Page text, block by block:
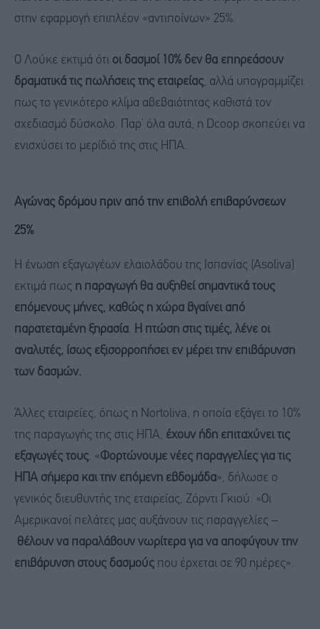
στην εφαρμογή επιπλέον «αντιποίνων» 25%.
Ο Λούκε εκτιμά ότι οι δασμοί 10% δεν θα επηρεάσουν
δραματικά τις πωλήσεις της εταιρείας, αλλά υπογραμμίζει
πως το γενικότερο κλίμα αβεβαιότητας καθιστά τον
σχεδιασμό δύσκολο. Παρ’ όλα αυτά, η Dcoop σκοπεύει να
ενισχύσει το μερίδιό της στις ΗΠΑ.
Αγώνας δρόμου πριν από την επιβολή επιβαρύνσεων
25%
Η ένωση εξαγωγέων ελαιολάδου της Ισπανίας (Asoliva)
εκτιμά πως η παραγωγή θα αυξηθεί σημαντικά τους
επόμενους μήνες, καθώς η χώρα βγαίνει από
παρατεταμένη ξηρασία. Η πτώση στις τιμές, λένε οι
αναλυτές, ίσως εξισορροπήσει εν μέρει την επιβάρυνση
των δασμών.
Άλλες εταιρείες, όπως η Nortoliva, η οποία εξάγει το 10%
της παραγωγής της στις ΗΠΑ, έχουν ήδη επιταχύνει τις
εξαγωγές τους. «Φορτώνουμε νέες παραγγελίες για τις
ΗΠΑ σήμερα και την επόμενη εβδομάδα», δήλωσε ο
γενικός διευθυντής της εταιρείας, Ζόρντι Γκιού. «Οι
Αμερικανοί πελάτες μας αυξάνουν τις παραγγελίες –
θέλουν να παραλάβουν νωρίτερα για να αποφύγουν την
επιβάρυνση στους δασμούς που έρχεται σε 90 ημέρες».